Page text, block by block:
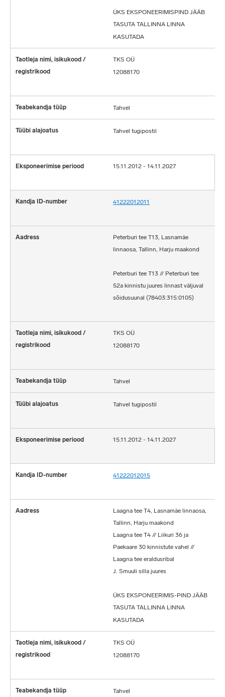
ÜKS EKSPONEERIMISPIND JÄÄB
TASUTA TALLINNA LINNA
KASUTADA
TKS OÜ
12088170
Tahvel
Tahvel tugipostil
15.11.2012 - 14.11.2027
41222012011
Peterburi tee T13, Lasnamäe
linnaosa, Tallinn, Harju maakond
Peterburi tee T13 // Peterburi tee
52a kinnistu juures linnast väljuval
sõidusuunal (78403:315:0105)
TKS OÜ
12088170
Tahvel
Tahvel tugipostil
15.11.2012 - 14.11.2027
41222012015
Laagna tee T4, Lasnamäe linnaosa,
Tallinn, Harju maakond
Laagna tee T4 // Liikuri 36 ja
Paekaare 30 kinnistute vahel //
Laagna tee eraldusribal
J. Smuuli silla juures
ÜKS EKSPONEERIMIS-PIND JÄÄB
TASUTA TALLINNA LINNA
KASUTADA
TKS OÜ
12088170
Tahvel